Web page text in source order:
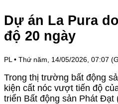
Dự án La Pura
độ 20 ngày
PL • Thứ năm, 14/05/2026, 07:07
Trong thị trường bất động
kiện cất nóc vượt tiến độ
triển Bất động sản Phát Đạt